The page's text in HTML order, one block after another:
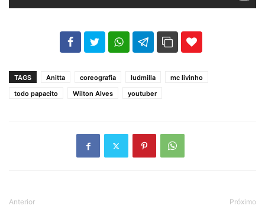
102 35
TAGS Anitta coreografia ludmilla
mc livinho
todo papacito
Wilton Alves youtuber
Anterior Próximo